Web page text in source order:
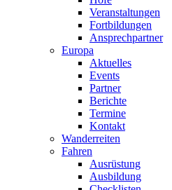
Veranstaltungen
Fortbildungen
Ansprechpartner
Europa
Aktuelles
Events
Partner
Berichte
Termine
Kontakt
Wanderreiten
Fahren
Ausrüstung
Ausbildung